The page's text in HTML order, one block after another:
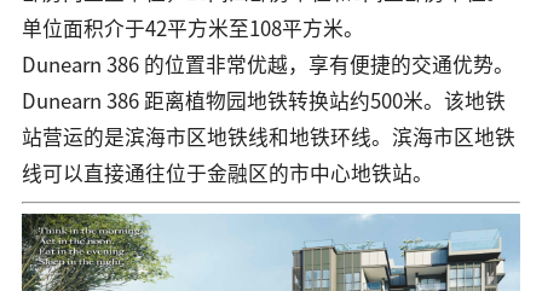
单位面积介于42平方米至108平方米。
Dunearn 386 的位置非常优越，享有便捷的交通优势。
Dunearn 386 距离植物园地铁转换站约500米。该地铁
站营运的是滨海市区地铁线和地铁环线。滨海市区地铁
线可以直接通往位于金融区的市中心地铁站。